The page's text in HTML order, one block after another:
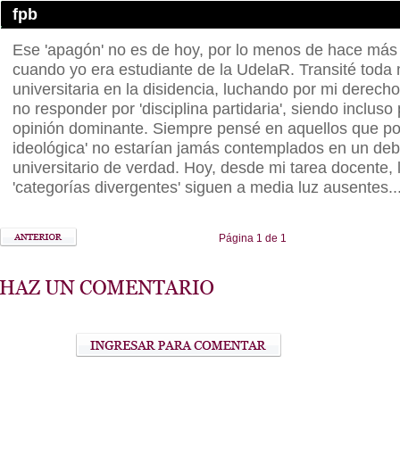
fpb
Ese 'apagón' no es de hoy, por lo menos de hace
cuando yo era estudiante de la UdelaR. Transité toda
universitaria en la disidencia, luchando por mi
no responder por 'disciplina partidaria', siendo incluso
opinión dominante. Siempre pensé en aquellos que
ideológica' no estarían jamás contemplados en un
universitario de verdad. Hoy, desde mi tarea docente,
'categorías divergentes' siguen a media luz
Página 1 de 1